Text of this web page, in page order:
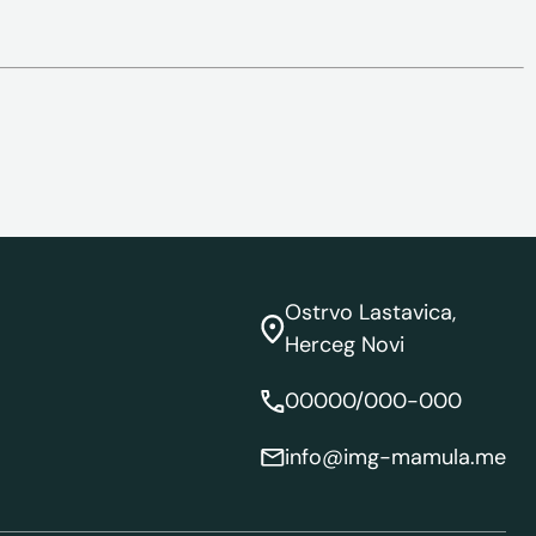
Ostrvo Lastavica,
Herceg Novi
00000/000-000
info@img-mamula.me